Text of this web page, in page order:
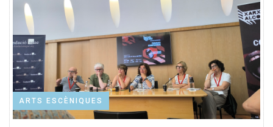
ARTS ESCÈNIQUES